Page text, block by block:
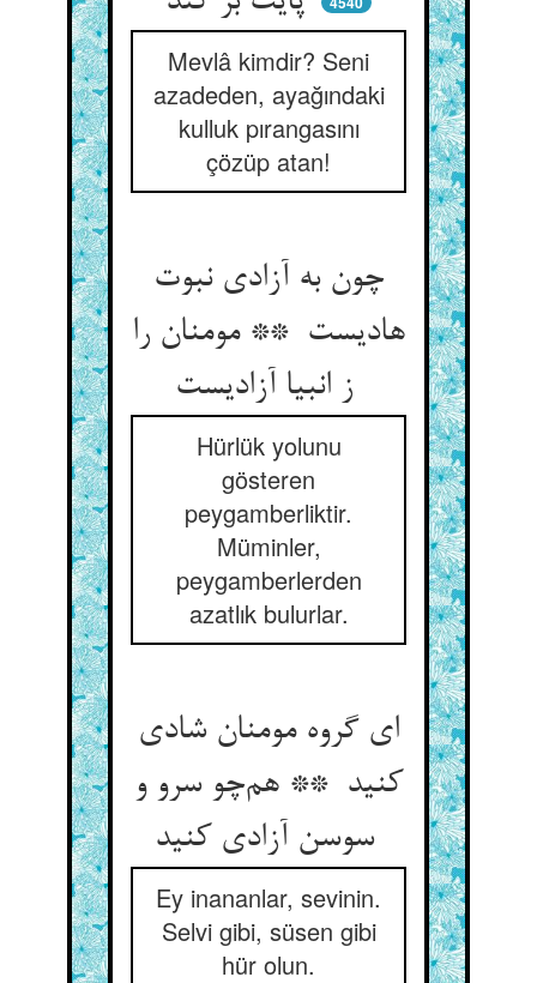
Mevlâ kimdir? Seni
azadeden, ayağındaki
kulluk pırangasını
çözüp atan!
چون به آزادی نبوت
هادیست ** مومنان را
Hürlük yolunu
gösteren
peygamberliktir.
Müminler,
peygamberlerden
azatlık bulurlar.
ای گروه مومنان شادی
کنید ** هم‌چو سرو و
سوسن آزادی کنید
Ey inananlar, sevinin.
Selvi gibi, süsen gibi
hür olun.